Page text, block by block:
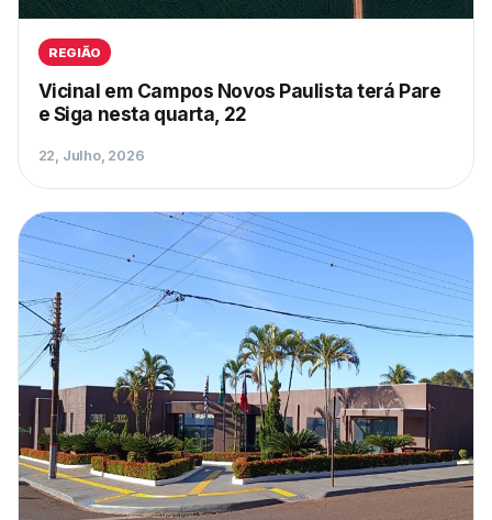
REGIÃO
Vicinal em Campos Novos Paulista terá Pare
e Siga nesta quarta, 22
22, Julho, 2026